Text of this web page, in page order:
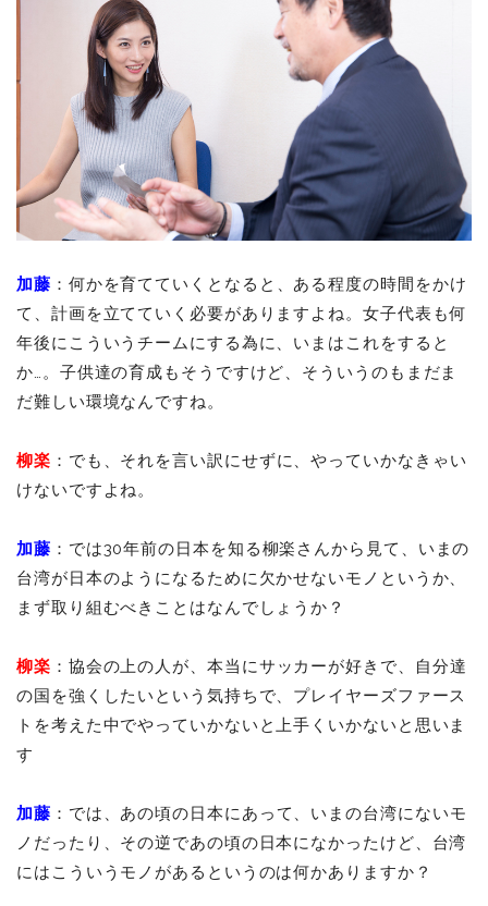
加藤 ：何かを育てていくとなると、ある程度の時間をかけ
て、計画を立てていく必要がありますよね。女子代表も何
年後にこういうチームにする為に、いまはこれをすると
か…。子供達の育成もそうですけど、そういうのもまだま
だ難しい環境なんですね。
柳楽 ：でも、それを言い訳にせずに、やっていかなきゃい
けないですよね。
加藤 ：では30年前の日本を知る柳楽さんから見て、いまの
台湾が日本のようになるために欠かせないモノというか、
まず取り組むべきことはなんでしょうか？
柳楽 ：協会の上の人が、本当にサッカーが好きで、自分達
の国を強くしたいという気持ちで、プレイヤーズファース
トを考えた中でやっていかないと上手くいかないと思いま
す
加藤 ：では、あの頃の日本にあって、いまの台湾にないモ
ノだったり、その逆であの頃の日本になかったけど、台湾
にはこういうモノがあるというのは何かありますか？